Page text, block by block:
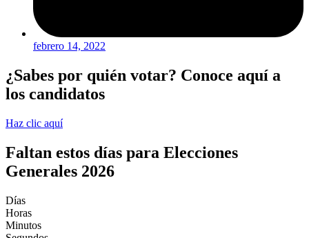
febrero 14, 2022
¿Sabes por quién votar? Conoce aquí a
los candidatos
Haz clic aquí
Faltan estos días para Elecciones
Generales 2026
Días
Horas
Minutos